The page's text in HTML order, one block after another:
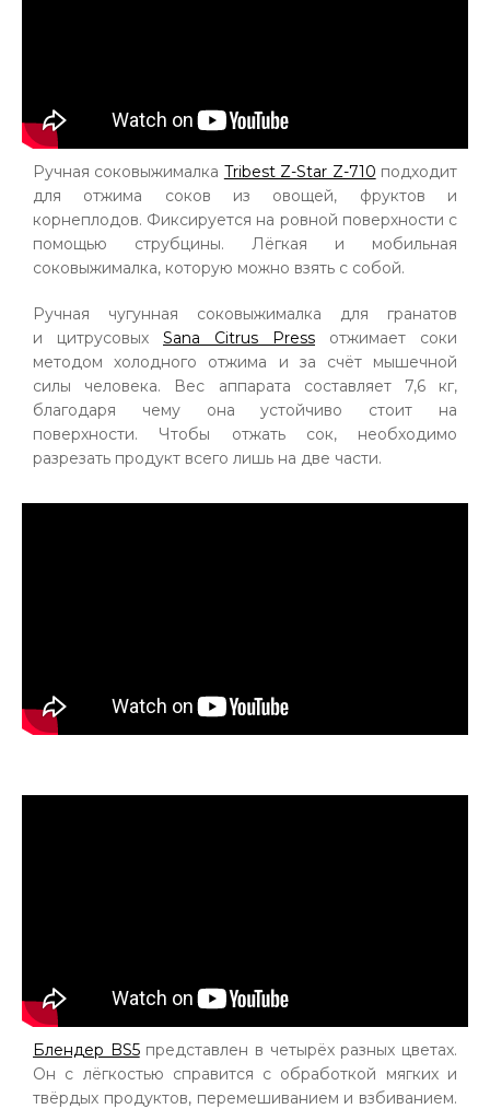
Ручная соковыжималка Tribest Z-Star Z-710 подходит
для отжима соков из овощей, фруктов и
корнеплодов. Фиксируется на ровной поверхности с
помощью струбцины. Лёгкая и мобильная
соковыжималка, которую можно взять с собой.
Ручная чугунная соковыжималка для гранатов
и цитрусовых Sana Citrus Press отжимает соки
методом холодного отжима и за счёт мышечной
силы человека. Вес аппарата составляет 7,6 кг,
благодаря чему она устойчиво стоит на
поверхности. Чтобы отжать сок, необходимо
разрезать продукт всего лишь на две части.
Блендер BS5представлен в четырёх разных цветах.
Он с лёгкостью справится с обработкой мягких и
твёрдых продуктов, перемешиванием и взбиванием.